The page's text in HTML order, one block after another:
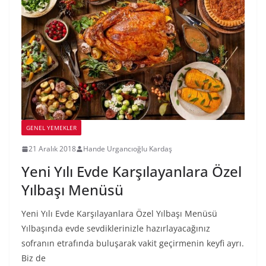
GENEL YEMEKLER
21 Aralık 2018 Hande Urgancıoğlu Kardaş
Yeni Yılı Evde Karşılayanlara Özel
Yılbaşı Menüsü
Yeni Yılı Evde Karşılayanlara Özel Yılbaşı Menüsü
Yılbaşında evde sevdiklerinizle hazırlayacağınız
sofranın etrafında buluşarak vakit geçirmenin keyfi ayrı.
Biz de